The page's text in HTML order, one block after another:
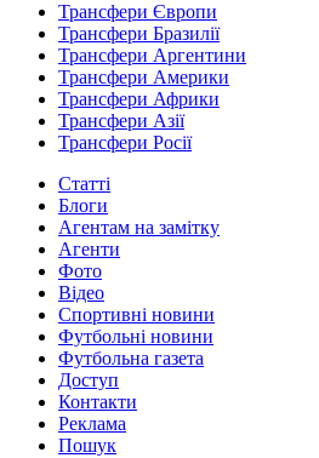
Трансфери Європи
Трансфери Бразилії
Трансфери Аргентини
Трансфери Америки
Трансфери Африки
Трансфери Азії
Трансфери Росії
Статті
Блоги
Агентам на замітку
Агенти
Фото
Відео
Спортивні новини
Футбольні новини
Футбольна газета
Доступ
Контакти
Реклама
Пошук